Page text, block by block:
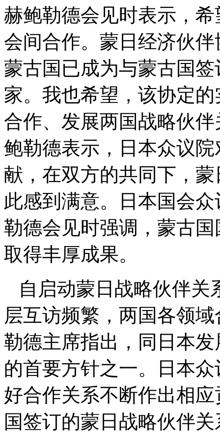
赫鲍勒德会见时表示，
会间合作。蒙日经济伙
蒙古国已成为与蒙古国
家。我也希望，该协定
合作、发展两国战略伙
鲍勒德表示，日本众议
献，在双方的共同下，
此感到满意。日本国会
勒德会见时强调，蒙古
取得丰厚成果。
自启动蒙日战略伙伴关
层互访频繁，两国各领
勒德主席指出，同日本
的首要方针之一。日本
好合作关系不断作出相
国签订的蒙日战略伙伴